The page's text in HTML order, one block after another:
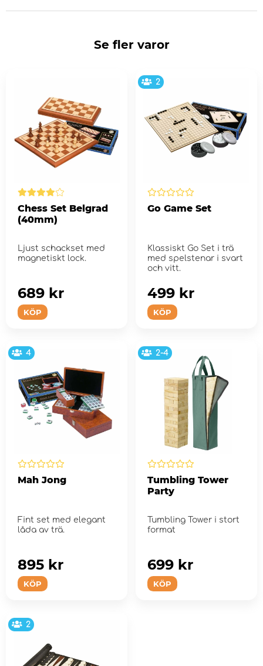
Se fler varor
Chess Set Belgrad
(40mm)
Ljust schackset med
magnetiskt lock.
KÖP
689 kr
2
Go Game Set
Klassiskt Go Set i trä
med spelstenar i svart
och vitt.
KÖP
499 kr
4
Mah Jong
Fint set med elegant
låda av trä.
KÖP
895 kr
2-4
Tumbling Tower
Party
Tumbling Tower i stort
format
KÖP
699 kr
2